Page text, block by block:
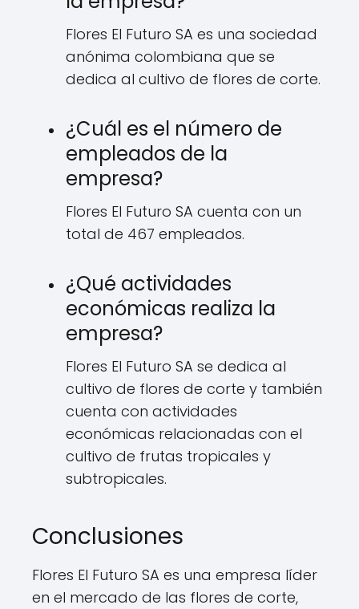
Flores El Futuro SA es una sociedad
anónima colombiana que se
dedica al cultivo de flores de corte.
¿Cuál es el número de
empleados de la
empresa?
Flores El Futuro SA cuenta con un
total de 467 empleados.
¿Qué actividades
económicas realiza la
empresa?
Flores El Futuro SA se dedica al
cultivo de flores de corte y también
cuenta con actividades
económicas relacionadas con el
cultivo de frutas tropicales y
subtropicales.
Conclusiones
Flores El Futuro SA es una empresa líder
en el mercado de las flores de corte,